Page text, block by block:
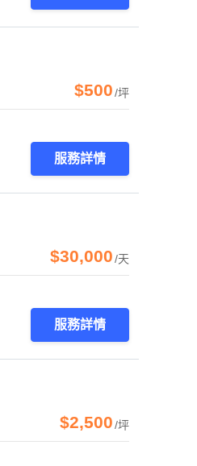
$500/坪
服務詳情
$30,000/天
服務詳情
$2,500/坪